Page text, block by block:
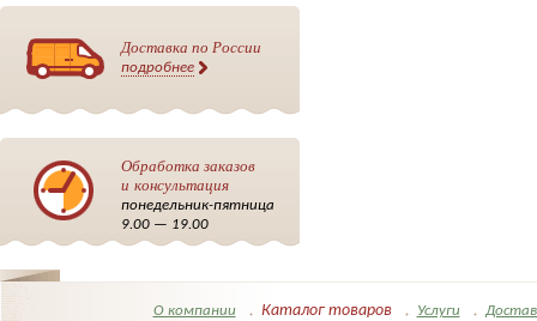
Доставка по России
подробнее
Обработка заказов
и консультация
понедельник-пятница
9.00 — 19.00
О компании Каталог товаров Услуги